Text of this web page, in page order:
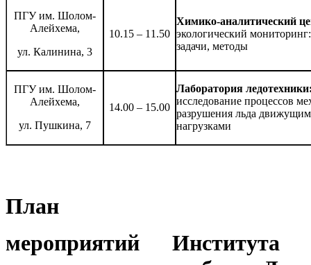
ПГУ им. Шолом-
Алейхема,
ул. Калинина, 3
10.15 – 11.50
Химико-аналитический
экологический
задачи, методы
ПГУ им. Шолом-
Алейхема,
ул. Пушкина, 7
14.00 – 15.00
Лаборатория
исследование процессов
разрушения льда
нагрузками
План
мероприятий Института